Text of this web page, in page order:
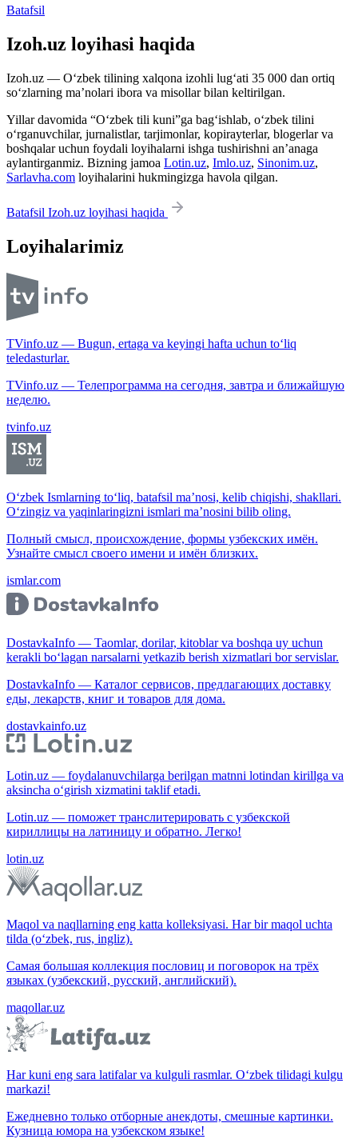
Batafsil
Izoh.uz loyihasi haqida
Izoh.uz — O‘zbek tilining xalqona izohli lug‘ati 35 000 dan ortiq
so‘zlarning ma’nolari ibora va misollar bilan keltirilgan.
Yillar davomida “O‘zbek tili kuni”ga bag‘ishlab, o‘zbek tilini
o‘rganuvchilar, jurnalistlar, tarjimonlar, kopirayterlar, blogerlar va
boshqalar uchun foydali loyihalarni ishga tushirishni an’anaga
aylantirganmiz. Bizning jamoa Lotin.uz, Imlo.uz, Sinonim.uz,
Sarlavha.com loyihalarini hukmingizga havola qilgan.
Batafsil Izoh.uz loyihasi haqida
Loyihalarimiz
TVinfo.uz — Bugun, ertaga va keyingi hafta uchun to‘liq
teledasturlar.
TVinfo.uz — Телепрограмма на сегодня, завтра и ближайшую
неделю.
tvinfo.uz
O‘zbek Ismlarning to‘liq, batafsil ma’nosi, kelib chiqishi, shakllari.
O‘zingiz va yaqinlaringizni ismlari ma’nosini bilib oling.
Полный смысл, происхождение, формы узбекских имён.
Узнайте смысл своего имени и имён близких.
ismlar.com
DostavkaInfo — Taomlar, dorilar, kitoblar va boshqa uy uchun
kerakli bo‘lagan narsalarni yetkazib berish xizmatlari bor servislar.
DostavkaInfo — Каталог сервисов, предлагающих доставку
еды, лекарств, книг и товаров для дома.
dostavkainfo.uz
Lotin.uz — foydalanuvchilarga berilgan matnni lotindan kirillga va
aksincha o‘girish xizmatini taklif etadi.
Lotin.uz — поможет транслитерировать с узбекской
кириллицы на латиницу и обратно. Легко!
lotin.uz
Maqol va naqllarning eng katta kolleksiyasi. Har bir maqol uchta
tilda (o‘zbek, rus, ingliz).
Самая большая коллекция пословиц и поговорок на трёх
языках (узбекский, русский, английский).
maqollar.uz
Har kuni eng sara latifalar va kulguli rasmlar. O‘zbek tilidagi kulgu
markazi!
Ежедневно только отборные анекдоты, смешные картинки.
Кузница юмора на узбекском языке!